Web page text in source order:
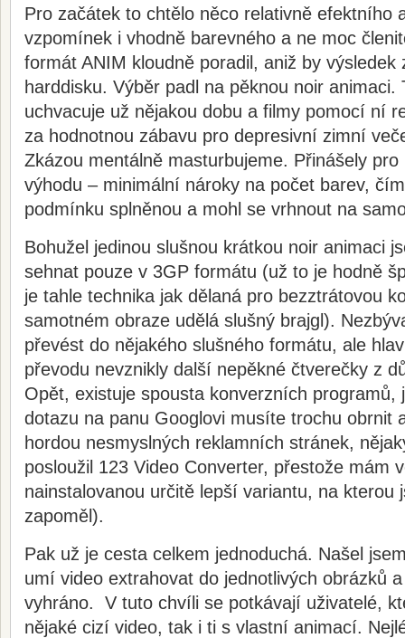
Pro začátek to chtělo něco relativně efektního
vzpomínek i vhodně barevného a ne moc
formát ANIM kloudně poradil, aniž by
harddisku. Výběr padl na pěknou noir animaci.
uchvacuje už nějakou dobu a filmy pomocí ní
za hodnotnou zábavu pro depresivní zimní
Zkázou mentálně masturbujeme. Přinášely
výhodu – minimální nároky na počet barev,
podmínku splněnou a mohl se vrhnout na
Bohužel jedinou slušnou krátkou noir animaci
sehnat pouze v 3GP formátu (už to je hodně
je tahle technika jak dělaná pro bezztrátovou
samotném obraze udělá slušný brajgl).
převést do nějakého slušného formátu, ale
převodu nevznikly další nepěkné čtverečky z
Opět, existuje spousta konverzních programů,
dotazu na panu Googlovi musíte trochu obrnit
hordou nesmyslných reklamních stránek,
posloužil 123 Video Converter, přestože mám
nainstalovanou určitě lepší variantu, na kterou
zapoměl).
Pak už je cesta celkem jednoduchá. Našel
umí video extrahovat do jednotlivých obrázků
vyhráno. V tuto chvíli se potkávají uživatelé,
nějaké cizí video, tak i ti s vlastní animací.